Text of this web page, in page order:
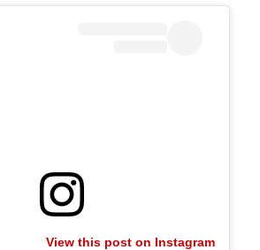
View this post on Instagram